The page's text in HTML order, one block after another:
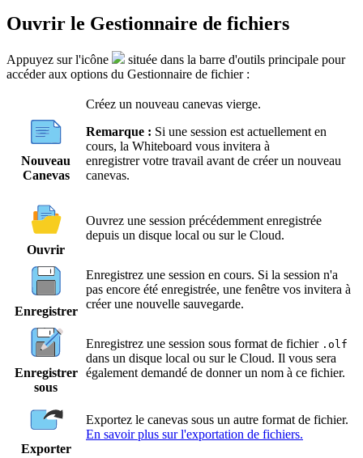
Ouvrir le Gestionnaire de fichiers
Appuyez sur l'icône
située dans la barre d'outils principale pour
accéder aux options du Gestionnaire de fichier :
Nouveau
Canevas
Créez un nouveau canevas vierge.
Remarque : Si une session est actuellement en
cours, la Whiteboard vous invitera à
enregistrer votre travail avant de créer un nouveau
canevas.
Ouvrir
Ouvrez une session précédemment enregistrée
depuis un disque local ou sur le Cloud.
Enregistrer
Enregistrez une session en cours. Si la session n'a
pas encore été enregistrée, une fenêtre vos invitera à
créer une nouvelle sauvegarde.
Enregistrer
sous
Enregistrez une session sous format de fichier .olf
dans un disque local ou sur le Cloud. Il vous sera
également demandé de donner un nom à ce fichier.
Exporter
Exportez le canevas sous un autre format de fichier.
En savoir plus sur l'exportation de fichiers.